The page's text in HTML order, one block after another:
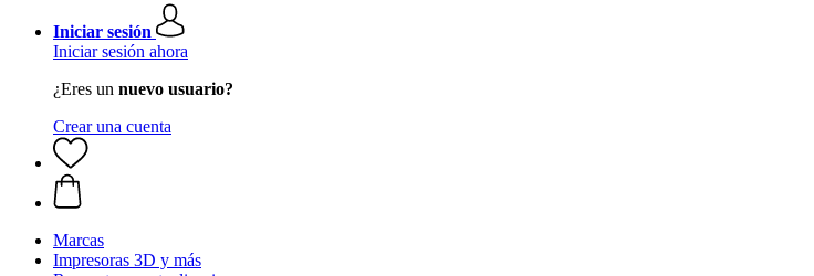
Iniciar sesión
Iniciar sesión ahora
¿Eres un nuevo usuario?
Crear una cuenta
Marcas
Impresoras 3D y más